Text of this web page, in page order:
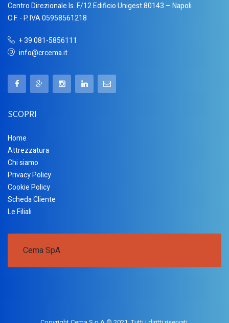
Centro Direzionale Is. F/12 Edificio Unigest 80143 – Napoli
C.F. - P. IVA 05958561218
+ 39 081-5856111
info@crcema.it
SCOPRI
Home
Attrezzatura
Chi siamo
Privacy Policy
Cookie Policy
Scheda Cliente
Le Filiali
Cema SpA